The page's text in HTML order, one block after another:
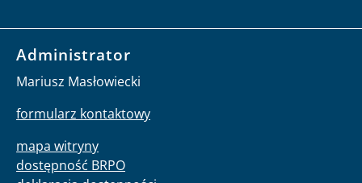
Administrator
Mariusz Masłowiecki
formularz kontaktowy
mapa witryny
dostępność BRPO